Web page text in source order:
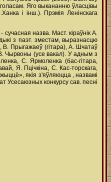
Яго выкананню ўласцівы
і інш.). Прэмія Ленінскага
назва. Маст. кіраўнік А.
з паэт. зместам, выразнасцю
Прыгажаеў (гітара), А. Шчатаў
В. Чырвоны (усе вакал). У адным з
С. Ярмоленка (бас-гітара,
Я. Пцічкіна, С. Кас-торскага,
якія з'яўляюцца , назвамі
Усесаюзных конкурсу сав. песні